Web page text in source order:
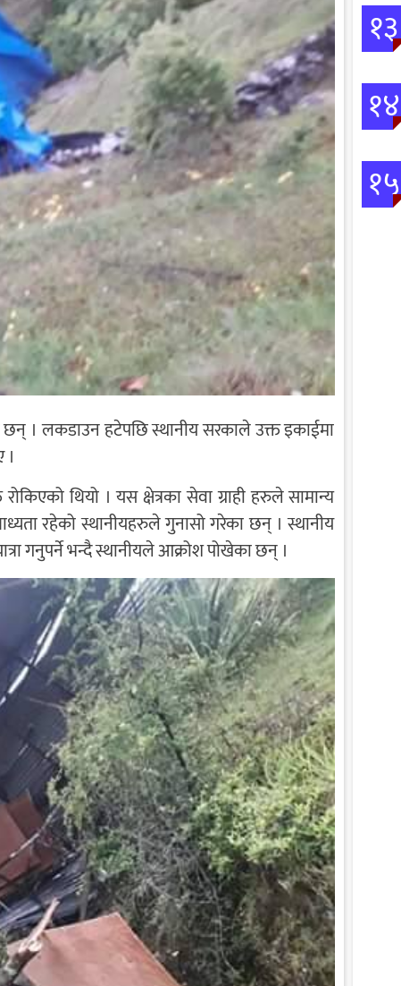
। लकडाउन हटेपछि स्थानीय सरकाले उक्त इकाईमा
थियो । यस क्षेत्रका सेवा ग्राही हरुले सामान्य
रहेको स्थानीयहरुले गुनासो गरेका छन् । स्थानीय
गनुपर्ने भन्दै स्थानीयले आक्रोश पोखेका छन् ।
१३
१४
१५